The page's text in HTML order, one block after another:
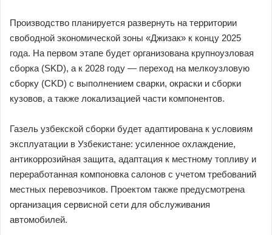
Производство планируется развернуть на территории
свободной экономической зоны «Джизак» к концу 2025
года. На первом этапе будет организована крупноузловая
сборка (SKD), а к 2028 году — переход на мелкоузловую
сборку (CKD) с выполнением сварки, окраски и сборки
кузовов, а также локализацией части компонентов.
Газель узбекской сборки будет адаптирована к условиям
эксплуатации в Узбекистане: усиленное охлаждение,
антикоррозийная защита, адаптация к местному топливу и
переработанная компоновка салонов с учетом требований
местных перевозчиков. Проектом также предусмотрена
организация сервисной сети для обслуживания
автомобилей.